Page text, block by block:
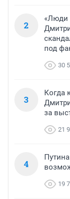
2
«Люди
под
30
3
Когда
за
21
4
19